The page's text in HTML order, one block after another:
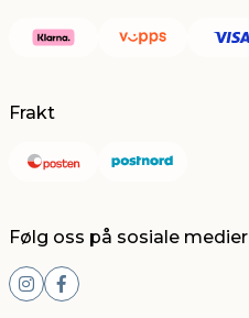
Frakt
Følg oss på sosiale medier